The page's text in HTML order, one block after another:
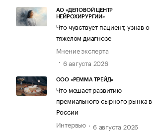
АО «ДЕЛОВОЙ ЦЕНТР
НЕЙРОХИРУРГИИ»
Что чувствует пациент, узнав о
тяжелом диагнозе
Мнение эксперта
6 августа 2026
ООО «РЕММА ТРЕЙД»
Что мешает развитию
премиального сырного рынка в
России
Интервью
6 августа 2026